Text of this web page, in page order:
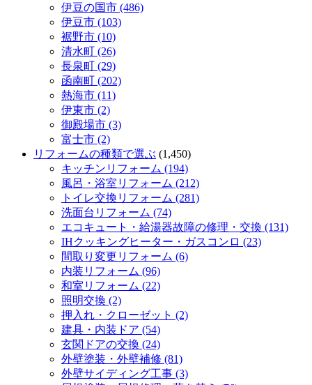
伊豆の国市 (486)
伊豆市 (103)
裾野市 (10)
清水町 (26)
長泉町 (29)
函南町 (202)
熱海市 (11)
伊東市 (2)
御殿場市 (3)
富士市 (2)
リフォームの種類で選ぶ (1,450)
キッチンリフォーム (194)
風呂・浴室リフォーム (212)
トイレ交換リフォーム (281)
洗面台リフォーム (74)
エコキュート・給湯器故障の修理・交換 (131)
IHクッキングヒーター・ガスコンロ (23)
間取り変更リフォーム (6)
内装リフォーム (96)
和室リフォーム (22)
照明交換 (2)
押入れ・クローゼット (2)
建具・内装ドア (54)
玄関ドアの交換 (24)
外壁塗装・外壁補修 (81)
外壁サイディング工事 (3)